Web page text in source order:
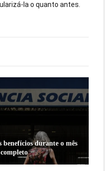
benefícios durante o mês
la o quanto antes.